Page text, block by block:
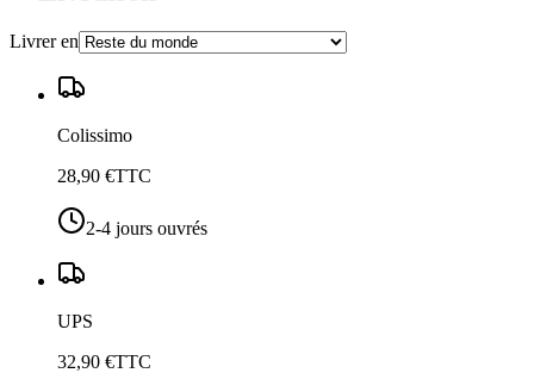
Livrer en
Colissimo
28,90 €TTC
2-4 jours ouvrés
UPS
32,90 €TTC